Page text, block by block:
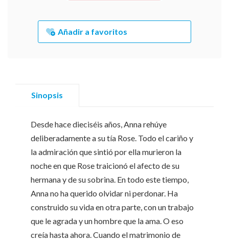
Añadir a favoritos
Sinopsis
Desde hace dieciséis años, Anna rehúye
deliberadamente a su tía Rose. Todo el cariño y
la admiración que sintió por ella murieron la
noche en que Rose traicionó el afecto de su
hermana y de su sobrina. En todo este tiempo,
Anna no ha querido olvidar ni perdonar. Ha
construido su vida en otra parte, con un trabajo
que le agrada y un hombre que la ama. O eso
creía hasta ahora. Cuando el matrimonio de